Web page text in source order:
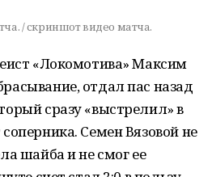
/ скриншот видео матча.
«Локомотива» Максим
отдал пас назад
сразу «выстрелил» в
Семен Вязовой не
шайба и не смог ее